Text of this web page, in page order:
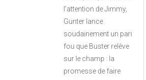
l’attention de Jimmy,
Gunter lance
soudainement un pari
fou que Buster relève
sur le champ : la
promesse de faire